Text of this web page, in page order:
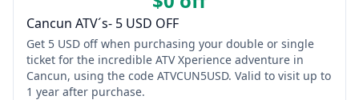
Cancun ATV´s- 5 USD OFF
Get 5 USD off when purchasing your double or single
ticket for the incredible ATV Xperience adventure in
Cancun, using the code ATVCUN5USD. Valid to visit up to
1 year after purchase.